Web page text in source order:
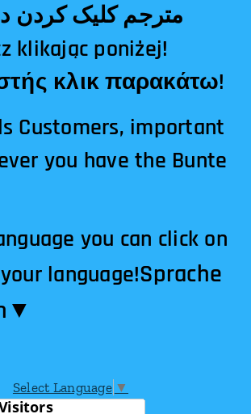
κλικ παρακάτω!
Customers, important
you have the Bunte
you can click on
language!Sprache
Select Language ▼